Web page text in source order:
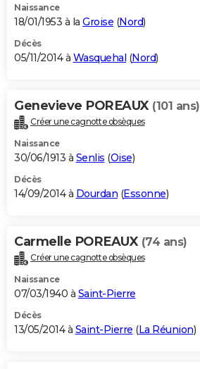
Naissance
18/01/1953 à la Groise (Nord)
Décès
05/11/2014 à Wasquehal (Nord)
Genevieve POREAUX (101 ans)
Créer une cagnotte obsèques
Naissance
30/06/1913 à Senlis (Oise)
Décès
14/09/2014 à Dourdan (Essonne)
Carmelle POREAUX (74 ans)
Créer une cagnotte obsèques
Naissance
07/03/1940 à Saint-Pierre
Décès
13/05/2014 à Saint-Pierre (La Réunion)